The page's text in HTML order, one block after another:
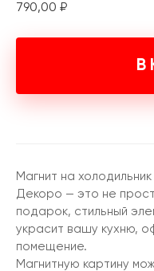
790,00 ₽
В
Магнит на
Декоро — это не
подарок, стильный
украсит вашу кухню,
помещение.
Магнитную картину